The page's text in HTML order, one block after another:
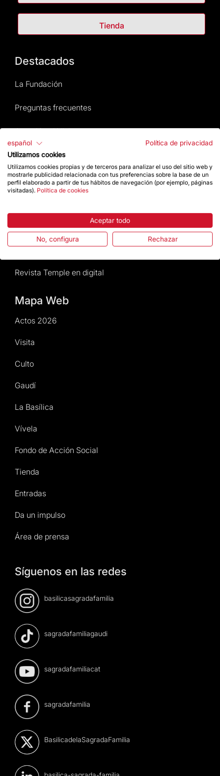
Tienda
Destacados
La Fundación
Preguntas frecuentes
Atención al Visitante
Normativa y condiciones de compra
Noticias y Actualidad
Actos2026
Revista Temple en digital
Mapa Web
Actos 2026
Visita
Culto
Gaudí
La Basílica
Vívela
Fondo de Acción Social
Tienda
Entradas
Da un impulso
Área de prensa
Síguenos en las redes
basilicasagradafamilia
sagradafamiliagaudi
sagradafamiliacat
sagradafamilia
BasilicadelaSagradaFamilia
español
Política de privacidad
Utilizamos cookies
Utilizamos cookies propias y de terceros para analizar el uso del sitio web y
mostrarle publicidad relacionada con tus preferencias sobre la base de un
perfil elaborado a partir de tus hábitos de navegación (por ejemplo, páginas
visitadas). Política de cookies
Aceptar todo
No, configura Rechazar